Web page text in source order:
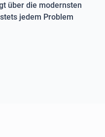
über die modernsten
jedem Problem